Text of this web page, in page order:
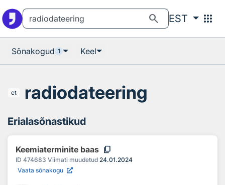
search EST apps
Sõnakogud 1 Keel
et radiodateering
Erialasõnastikud
Keemiaterminite baas content_copy
ID 474683 Viimati muudetud 24.01.2024
Vaata sõnakogu